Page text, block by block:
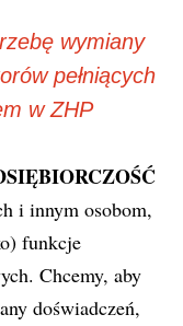
wymiany
pełniących
w ZHP
i innym osobom,
funkcje
Chcemy, aby
doświadczeń,